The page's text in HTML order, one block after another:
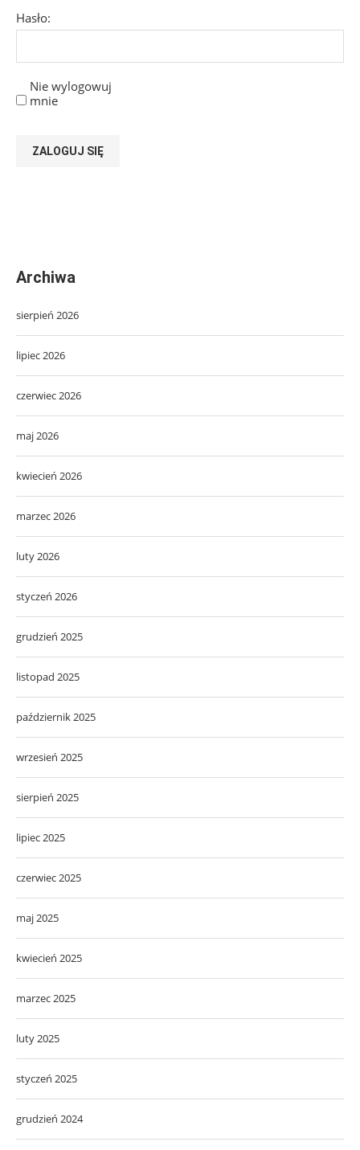
Hasło:
Nie wylogowuj
mnie
ZALOGUJ SIĘ
Archiwa
sierpień 2026
lipiec 2026
czerwiec 2026
maj 2026
kwiecień 2026
marzec 2026
luty 2026
styczeń 2026
grudzień 2025
listopad 2025
październik 2025
wrzesień 2025
sierpień 2025
lipiec 2025
czerwiec 2025
maj 2025
kwiecień 2025
marzec 2025
luty 2025
styczeń 2025
grudzień 2024